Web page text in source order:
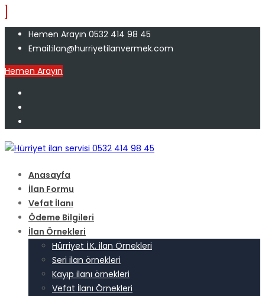
Hemen Arayın 0532 414 98 45
Email:ilan@hurriyetilanvermek.com
Hemen Arayın
Anasayfa
İlan Formu
Vefat İlanı
Ödeme Bilgileri
İlan Örnekleri
Hürriyet İ.K. ilan Örnekleri
Seri ilan örnekleri
Kayıp ilanı örnekleri
Vefat İlanı Örnekleri